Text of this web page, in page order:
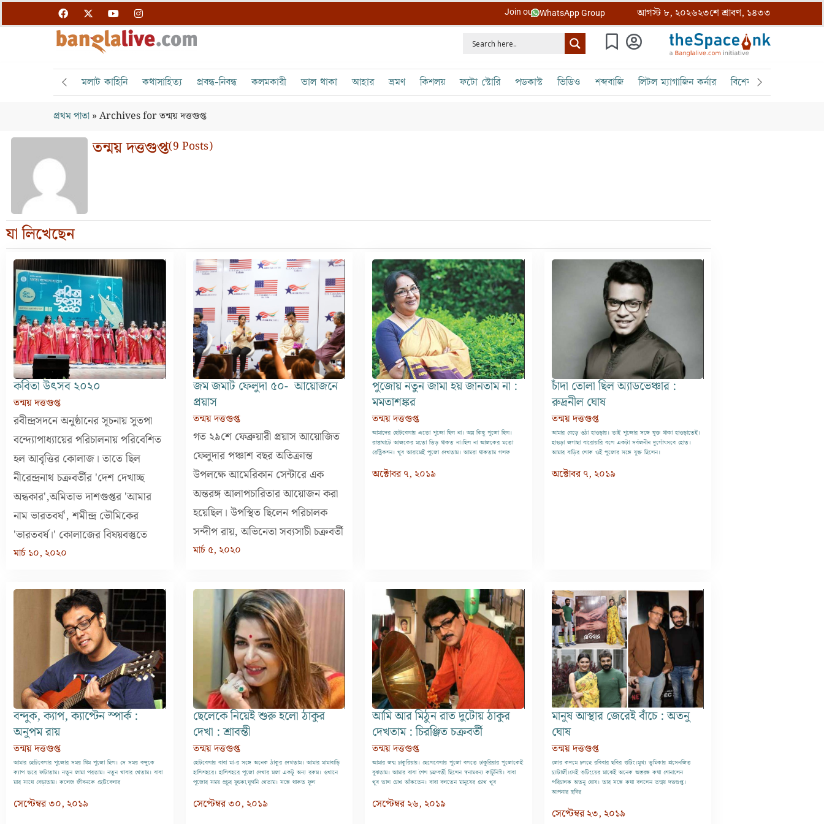
Join our WhatsApp Group আগস্ট ৮, ২০২৬২৩শে শ্রাবণ, ১৪৩৩
মলাট কাহিনি কথাসাহিত্য প্রবন্ধ-নিবন্ধ কলমকারী ভাল থাকা আহার ভ্রমণ কিশলয় ফটো স্টোরি পডকাস্ট ভিডিও শব্দবাজি লিটল ম্যাগাজিন কর্নার বিশেষ ক্রোড়পত্র
প্রথম পাতা »Archives for তন্ময় দত্তগুপ্ত
তন্ময় দত্তগুপ্ত(9 Posts)
যা লিখেছেন
কবিতা উৎসব ২০২০
তন্ময় দত্তগুপ্ত
রবীন্দ্রসদনে অনুষ্ঠানের সূচনায় সুতপা
বন্দ্যোপাধ্যায়ের পরিচালনায় পরিবেশিত
হল আবৃত্তির কোলাজ। তাতে ছিল
নীরেন্দ্রনাথ চক্রবর্তীর 'দেশ দেখাচ্ছ
অন্ধকার',অমিতাভ দাশগুপ্তর 'আমার
নাম ভারতবর্ষ', শমীন্দ্র ভৌমিকের
'ভারতবর্ষ।' কোলাজের বিষয়বস্তুতে
মার্চ ১০, ২০২০
জম জমাট ফেলুদা ৫০- আয়োজনে
প্রয়াস
তন্ময় দত্তগুপ্ত
গত ২৯শে ফেব্রুয়ারী প্রয়াস আয়োজিত
ফেলুদার পঞ্চাশ বছর অতিক্রান্ত
উপলক্ষে আমেরিকান সেন্টারে এক
অন্তরঙ্গ আলাপচারিতার আয়োজন করা
হয়েছিল। উপস্থিত ছিলেন পরিচালক
সন্দীপ রায়, অভিনেতা সব্যসাচী চক্রবর্তী
মার্চ ৫, ২০২০
পুজোয় নতুন জামা হয় জানতাম না :
মমতাশঙ্কর
তন্ময় দত্তগুপ্ত
আমাদের ছোটবেলায় এতো পুজো ছিল না। অল্প কিছু পুজো ছিল।
রাস্তাঘাটে আজকের মতো ভিড় থাকত না।ছিল না আজকের মতো
রেস্ট্রিকশন। খুব আরামেই পুজো দেখতাম। আমরা থাকতাম গলফ
অক্টোবর ৭, ২০১৯
চাঁদা তোলা ছিল অ্যাডভেঞ্চার :
রুদ্রনীল ঘোষ
তন্ময় দত্তগুপ্ত
আমার বেড়ে ওঠা হাওড়ায়। তাই পুজোর সঙ্গে যুক্ত থাকা হাওড়াতেই।
হাওড়া জগাছা বারোয়ারি বলে একটা সর্বজনীন দুর্গোৎসবে হোত।
আমার বাড়ির লোক ওই পুজোর সঙ্গে যুক্ত ছিলেন।
অক্টোবর ৭, ২০১৯
বন্দুক, ক্যাপ, ক্যাপ্টেন স্পার্ক :
অনুপম রায়
তন্ময় দত্তগুপ্ত
আমার ছোটবেলার পুজোর সময় থিম পুজো ছিল। সে সময় বন্দুকে
ক্যাপ ভরে ফাটাতাম। নতুন জামা পরতাম। নতুন খাবার খেতাম। বাবা
মার সাথে বেড়াতাম। কলেজ জীবনকে ছোটবেলার
সেপ্টেম্বর ৩০, ২০১৯
ছেলেকে নিয়েই শুরু হলো ঠাকুর
দেখা : শ্রাবন্তী
তন্ময় দত্তগুপ্ত
ছোটবেলায় বাবা মা-র সঙ্গে অনেক ঠাকুর দেখতাম। আমার মামাবাড়ি
হালিশহরে। হালিশহরে পুজো দেখার মজা একটু অন্য রকম। ওখানে
পুজোর সময় প্রচুর ফুচকা,ঘুগনি খেতাম। সঙ্গে থাকত ফুল
সেপ্টেম্বর ৩০, ২০১৯
আমি আর মিঠুন রাত দুটোয় ঠাকুর
দেখতাম : চিরঞ্জিত চক্রবর্তী
তন্ময় দত্তগুপ্ত
আমার জন্ম ঢাকুরিয়ায়। ছেলেবেলায় পুজো বলতে ঢাকুরিয়ার পুজোকেই
বুঝতাম। আমার বাবা শৈল চক্রবর্তী ছিলেন স্বনামধন্য কার্টুনিস্ট। বাবা
খুব ভাল চোখ আঁকতেন। বাবা বলতেন মানুষের চোখ খুব
সেপ্টেম্বর ২৬, ২০১৯
মানুষ আস্থার জেরেই বাঁচে : অতনু
ঘোষ
তন্ময় দত্তগুপ্ত
জোর কদমে চলছে রবিবার ছবির শুটিং।মুখ্য ভূমিকায় প্রসেনজিত
চ্যাটার্জী।সেই শুটিংয়ের মাঝেই অনেক অন্তরঙ্গ কথা শোনালেন
পরিচালক অতনু ঘোষ। তার সঙ্গে কথা বললেন তন্ময় দত্তগুপ্ত।
আপনার ছবির
সেপ্টেম্বর ২৩, ২০১৯